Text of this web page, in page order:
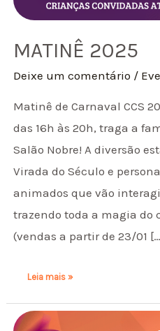
MATINÊ 2025
Deixe um comentário /
Matinê de Carnaval CCS
das 16h às 20h, traga a
Salão Nobre! A diversão
Virada do Século e
animados que vão
trazendo toda a magia do
(vendas a partir de 23/01
Leia mais »
PRÉ-
CARNAVAL